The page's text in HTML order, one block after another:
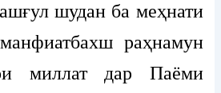
шудан ба меҳнати
раҳнамун
миллат дар Паёми